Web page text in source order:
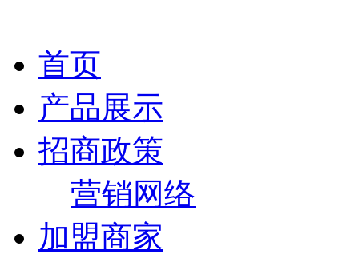
首页
产品展示
招商政策
营销网络
加盟商家